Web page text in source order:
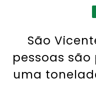
São
pessoas
uma